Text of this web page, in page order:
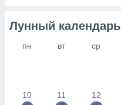
Лунный календарь
пн вт ср
10 11 12